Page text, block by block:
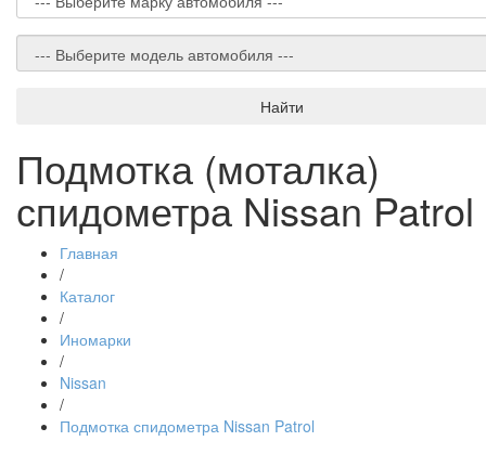
Найти
Подмотка (моталка)
спидометра Nissan Patrol
Главная
/
Каталог
/
Иномарки
/
Nissan
/
Подмотка спидометра Nissan Patrol